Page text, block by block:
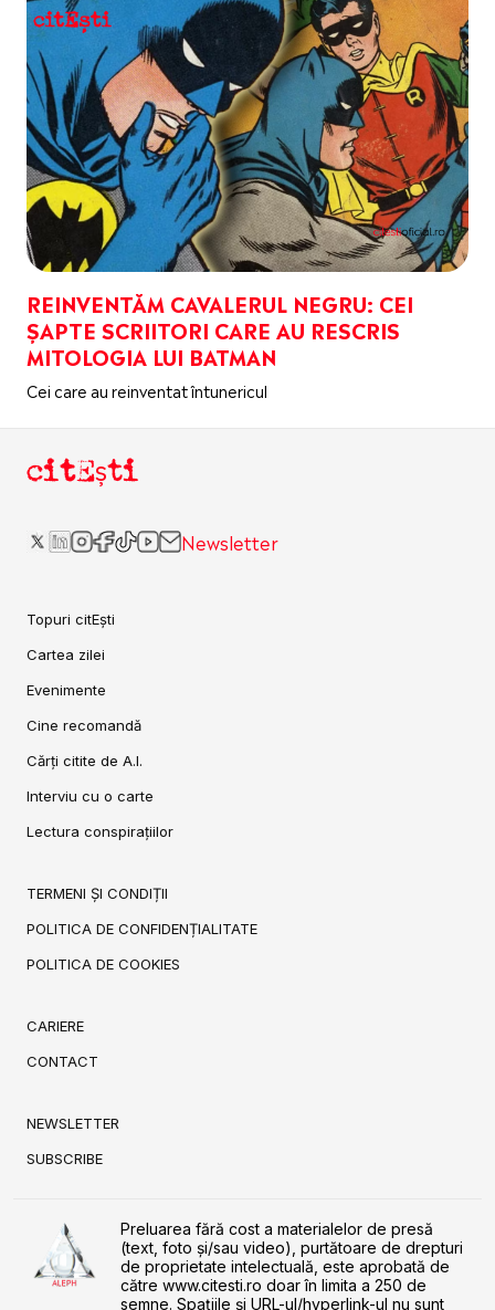
REINVENTĂM CAVALERUL NEGRU: CEI
ȘAPTE SCRIITORI CARE AU RESCRIS
MITOLOGIA LUI BATMAN
Cei care au reinventat întunericul
citEști
Newsletter
Topuri citEști
Cartea zilei
Evenimente
Cine recomandă
Cărți citite de A.I.
Interviu cu o carte
Lectura conspirațiilor
TERMENI ȘI CONDIȚII
POLITICA DE CONFIDENȚIALITATE
POLITICA DE COOKIES
CARIERE
CONTACT
NEWSLETTER
SUBSCRIBE
Preluarea fără cost a materialelor de presă
(text, foto și/sau video), purtătoare de drepturi
de proprietate intelectuală, este aprobată de
către www.citesti.ro doar în limita a 250 de
semne. Spaţiile şi URL-ul/hyperlink-ul nu sunt